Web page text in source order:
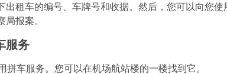
出租车的编号、车牌号和收据。然后，您可以向您
报案。
服务
拼车服务。您可以在机场航站楼的一楼找到它。